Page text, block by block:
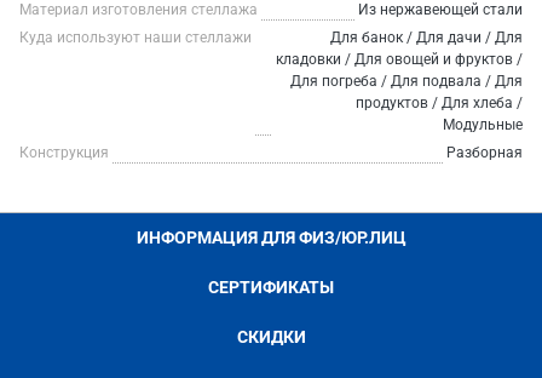
Материал изготовления стеллажа
Из нержавеющей стали
Куда используют наши стеллажи
Для банок / Для дачи / Для
кладовки / Для овощей и фруктов /
Для погреба / Для подвала / Для
продуктов / Для хлеба /
Модульные
Конструкция
Разборная
ИНФОРМАЦИЯ ДЛЯ ФИЗ/ЮР.ЛИЦ
СЕРТИФИКАТЫ
СКИДКИ